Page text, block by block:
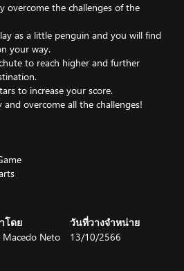
overcome the challenges of the
as a little penguin and you will find
your way.
to reach higher and further
to increase your score.
overcome all the challenges!
โดย
Macedo Neto
วันที่วางจำหน่าย
13/10/2566